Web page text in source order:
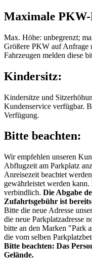
Maximale
Max. Höhe: unbegrenzt;
Größere PKW auf Anfrage
Fahrzeugen melden diese
Kindersitz:
Kindersitze und
Kundenservice verfügbar.
Verfügung.
Bitte beachten:
Wir empfehlen unseren
Abflugzeit am Parkplatz
Anreisezeit beachtet
gewährleistet werden
verbindlich. Die Abgabe
Zufahrtsgebühr ist
Bitte die neue Adresse
die neue Parkplatzadresse
bitte an den Marken "Park
die vom selben
Bitte beachten: Das
Gelände.